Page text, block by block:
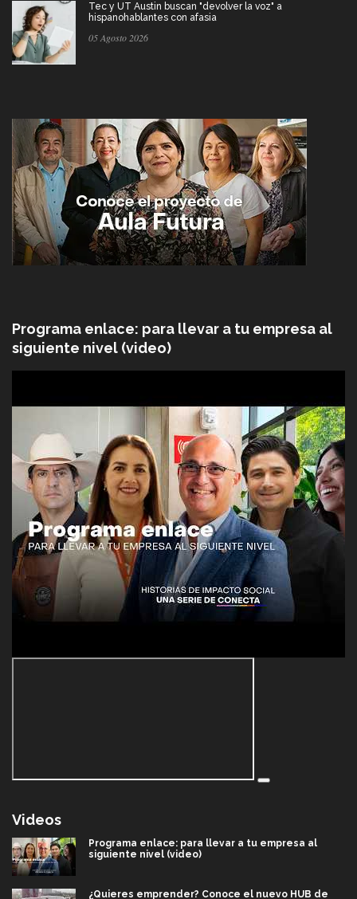
Tec y UT Austin buscan "devolver la voz" a
hispanohablantes con afasia
05 Agosto 2026
Programa enlace: para llevar a tu empresa al
siguiente nivel (video)
Videos
Programa enlace: para llevar a tu empresa al
siguiente nivel (video)
¿Quieres emprender? Conoce el nuevo HUB de